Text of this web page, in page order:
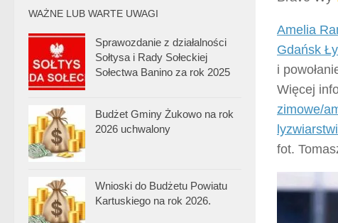
Amelia
Gdańsk
i
Więcej
zimowe/
fot.
WAŻNE LUB WARTE UWAGI
Sprawozdanie z działalności
Sołtysa i Rady Sołeckiej
Sołectwa Banino za rok 2025
Budżet Gminy Żukowo na rok
2026 uchwalony
Wnioski do Budżetu Powiatu
Kartuskiego na rok 2026.